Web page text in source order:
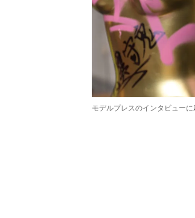
モデルプレスのインタビュー